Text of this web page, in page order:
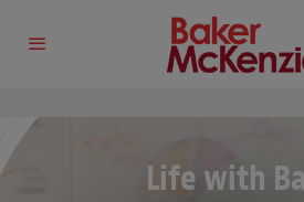
Life with